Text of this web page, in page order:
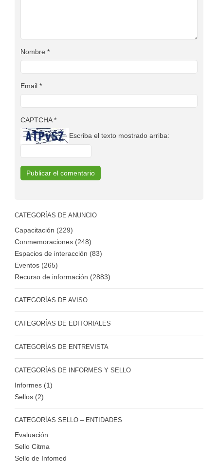
Nombre *
Email *
CAPTCHA*
Escriba el texto mostrado arriba:
CATEGORÍAS DE ANUNCIO
Capacitación (229)
Conmemoraciones (248)
Espacios de interacción (83)
Eventos (265)
Recurso de información (2883)
CATEGORÍAS DE AVISO
CATEGORÍAS DE EDITORIALES
CATEGORÍAS DE ENTREVISTA
CATEGORÍAS DE INFORMES Y SELLO
Informes (1)
Sellos (2)
CATEGORÍAS SELLO – ENTIDADES
Evaluación
Sello Citma
Sello de Infomed